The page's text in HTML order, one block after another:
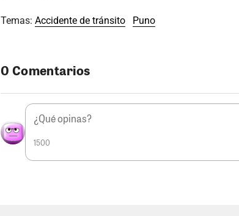
Temas: Accidente de tránsito Puno
0 Comentarios
1500